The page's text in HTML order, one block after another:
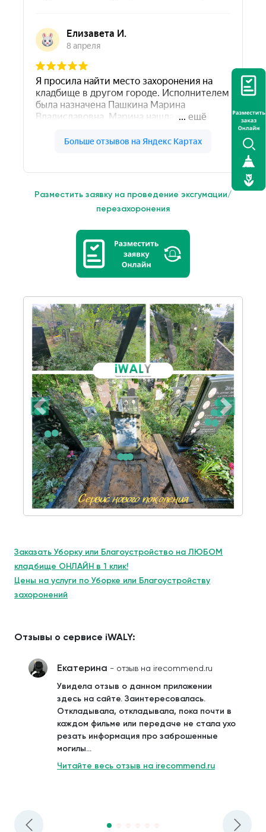
Разместить заявку на проведение эксгумации/
перезахоронения
Заказать Уборку или Благоустройство на ЛЮБОМ
кладбище ОНЛАЙН в 1 клик!
Цены на услуги по Уборке или Благоустройству
захоронений
Отзывы о сервисе iWALY:
Екатерина - отзыв на irecommend.ru
Увидела отзыв о данном приложении
здесь на сайте. Заинтересовалась.
Откладывала, откладывала, пока почти в
каждом фильме или передаче не стала ухо
резать информация про заброшенные
могилы...
Читайте весь отзыв на irecommend.ru